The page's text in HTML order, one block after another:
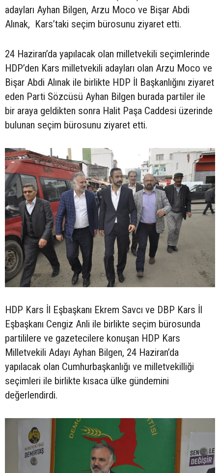
adayları Ayhan Bilgen, Arzu Moco ve Bişar Abdi
Alınak, Kars’taki seçim bürosunu ziyaret etti.
24 Haziran’da yapılacak olan milletvekili seçimlerinde
HDP’den Kars milletvekili adayları olan Arzu Moco ve
Bişar Abdi Alınak ile birlikte HDP İl Başkanlığını ziyaret
eden Parti Sözcüsü Ayhan Bilgen burada partiler ile
bir araya geldikten sonra Halit Paşa Caddesi üzerinde
bulunan seçim bürosunu ziyaret etti.
HDP Kars İl Eşbaşkanı Ekrem Savcı ve DBP Kars İl
Eşbaşkanı Cengiz Anli ile birlikte seçim bürosunda
partililere ve gazetecilere konuşan HDP Kars
Milletvekili Adayı Ayhan Bilgen, 24 Haziran’da
yapılacak olan Cumhurbaşkanlığı ve milletvekilliği
seçimleri ile birlikte kısaca ülke gündemini
değerlendirdi.